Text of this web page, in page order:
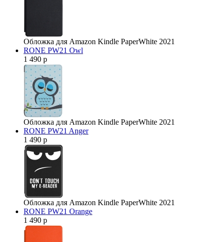
Обложка для Amazon Kindle PaperWhite 2021
RONE PW21 Owl
1 490 р
Обложка для Amazon Kindle PaperWhite 2021
RONE PW21 Anger
1 490 р
Обложка для Amazon Kindle PaperWhite 2021
RONE PW21 Orange
1 490 р